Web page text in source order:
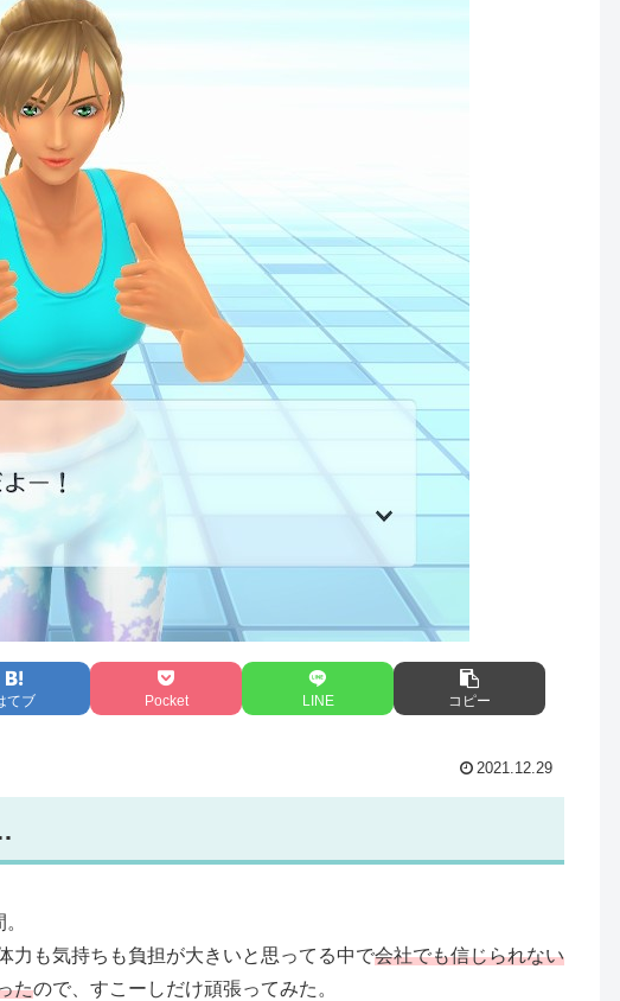
てブ Pocket LINE コピー
2021.12.29
力も気持ちも負担が大きいと思ってる中で会社でも信じられない
たので、すこーしだけ頑張ってみた。